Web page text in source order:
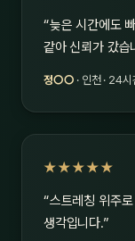
“늦은 시간에도
같아 신뢰가 갔습
정○○ · 인천 · 24시
★★★★★
“스트레칭 위주
생각입니다.”